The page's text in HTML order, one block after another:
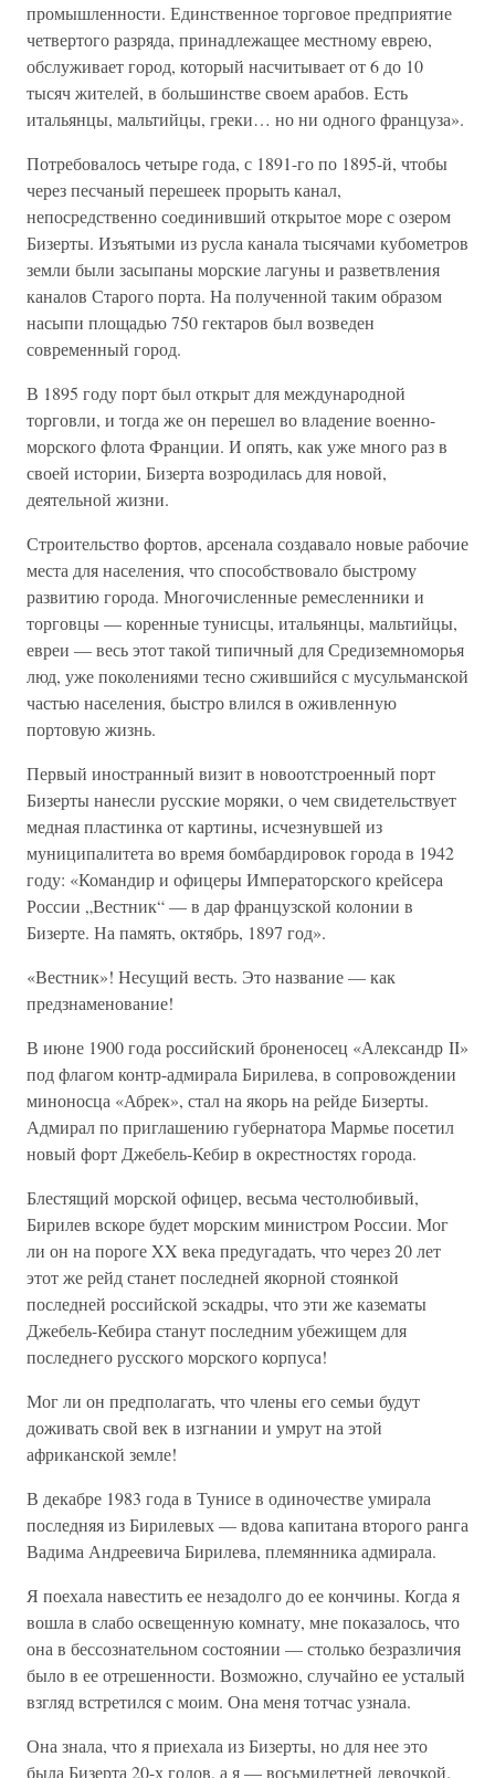
промышленности. Единственное торговое предприятие
четвертого разряда, принадлежащее местному еврею,
обслуживает город, который насчитывает от 6 до 10
тысяч жителей, в большинстве своем арабов. Есть
итальянцы, мальтийцы, греки… но ни одного француза».
Потребовалось четыре года, с 1891-го по 1895-й, чтобы
через песчаный перешеек прорыть канал,
непосредственно соединивший открытое море с озером
Бизерты. Изъятыми из русла канала тысячами кубометров
земли были засыпаны морские лагуны и разветвления
каналов Старого порта. На полученной таким образом
насыпи площадью 750 гектаров был возведен
современный город.
В 1895 году порт был открыт для международной
торговли, и тогда же он перешел во владение военно-
морского флота Франции. И опять, как уже много раз в
своей истории, Бизерта возродилась для новой,
деятельной жизни.
Строительство фортов, арсенала создавало новые рабочие
места для населения, что способствовало быстрому
развитию города. Многочисленные ремесленники и
торговцы — коренные тунисцы, итальянцы, мальтийцы,
евреи — весь этот такой типичный для Средиземноморья
люд, уже поколениями тесно сжившийся с мусульманской
частью населения, быстро влился в оживленную
портовую жизнь.
Первый иностранный визит в новоотстроенный порт
Бизерты нанесли русские моряки, о чем свидетельствует
медная пластинка от картины, исчезнувшей из
муниципалитета во время бомбардировок города в 1942
году: «Командир и офицеры Императорского крейсера
России „Вестник“ — в дар французской колонии в
Бизерте. На память, октябрь, 1897 год».
«Вестник»! Несущий весть. Это название — как
предзнаменование!
В июне 1900 года российский броненосец «Александр II»
под флагом контр-адмирала Бирилева, в сопровождении
миноносца «Абрек», стал на якорь на рейде Бизерты.
Адмирал по приглашению губернатора Мармье посетил
новый форт Джебель-Кебир в окрестностях города.
Блестящий морской офицер, весьма честолюбивый,
Бирилев вскоре будет морским министром России. Мог
ли он на пороге XX века предугадать, что через 20 лет
этот же рейд станет последней якорной стоянкой
последней российской эскадры, что эти же казематы
Джебель-Кебира станут последним убежищем для
последнего русского морского корпуса!
Мог ли он предполагать, что члены его семьи будут
доживать свой век в изгнании и умрут на этой
африканской земле!
В декабре 1983 года в Тунисе в одиночестве умирала
последняя из Бирилевых — вдова капитана второго ранга
Вадима Андреевича Бирилева, племянника адмирала.
Я поехала навестить ее незадолго до ее кончины. Когда я
вошла в слабо освещенную комнату, мне показалось, что
она в бессознательном состоянии — столько безразличия
было в ее отрешенности. Возможно, случайно ее усталый
взгляд встретился с моим. Она меня тотчас узнала.
Она знала, что я приехала из Бизерты, но для нее это
была Бизерта 20-х годов, а я — восьмилетней девочкой.